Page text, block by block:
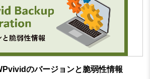
のバージョンと脆弱性情報